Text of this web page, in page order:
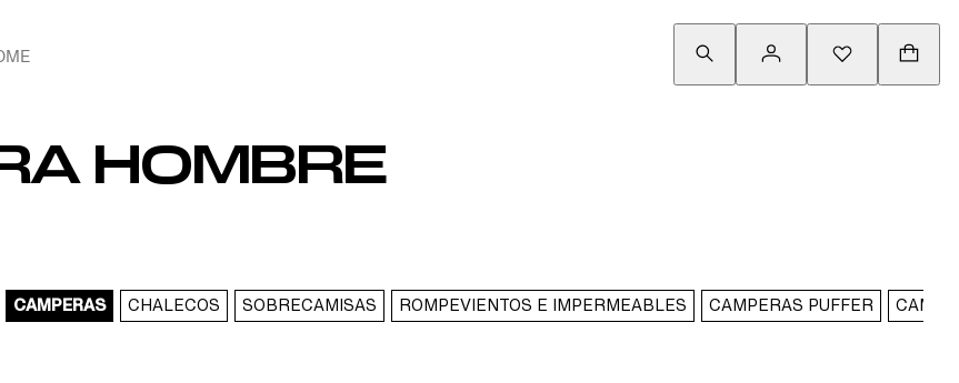
HOMBRE
CAMPERAS CHALECOS SOBRECAMISAS ROMPEVIENTOS E IMPERMEABLES CAMPERAS PUFFER